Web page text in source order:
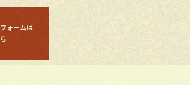
ォームは